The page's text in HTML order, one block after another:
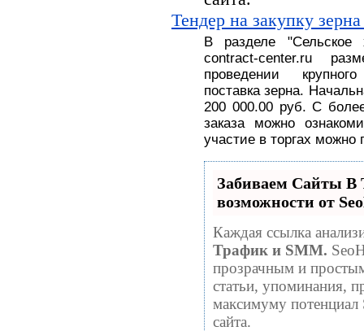
Тендер на закупку
В разделе "Сельское
contract-center.ru
проведении
поставказерна. На
200 000.00 руб. С
заказа можно
участие в торгах можно
Забиваем Сайты
возможности от
Каждая ссылка
Трафик и SMM.
прозрачным и
статьи, упоминания,
максимуму
сайта.